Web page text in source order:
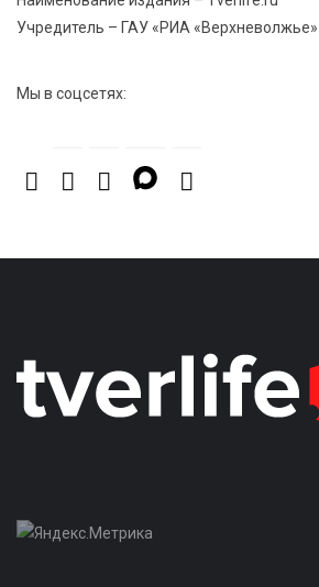
Учредитель – ГАУ «РИА «Верхневолжье»
Мы в соцсетях: